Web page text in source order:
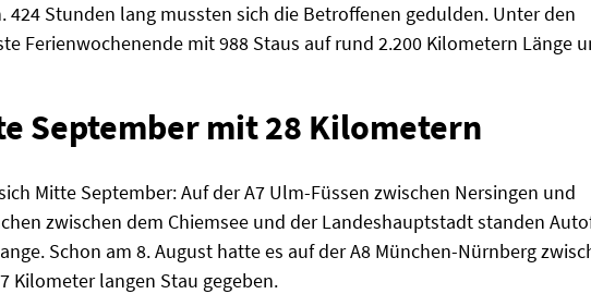
424 Stunden lang mussten sich die Betroffenen gedulden. Unter den
Ferienwochenende mit 988 Staus auf rund 2.200 Kilometern Länge
September mit 28 Kilometern
Mitte September: Auf der A7 Ulm-Füssen zwischen Nersingen und
zwischen dem Chiemsee und der Landeshauptstadt standen
Schon am 8. August hatte es auf der A8 München-Nürnberg
Kilometer langen Stau gegeben.